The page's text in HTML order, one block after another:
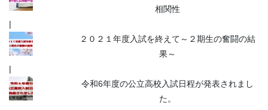
相関性
２０２１年度入試を終えて～２期生の奮闘の結
果～
令和6年度の公立高校入試日程が発表されまし
た。